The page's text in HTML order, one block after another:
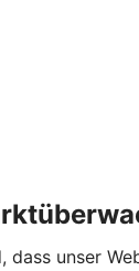
dass unser